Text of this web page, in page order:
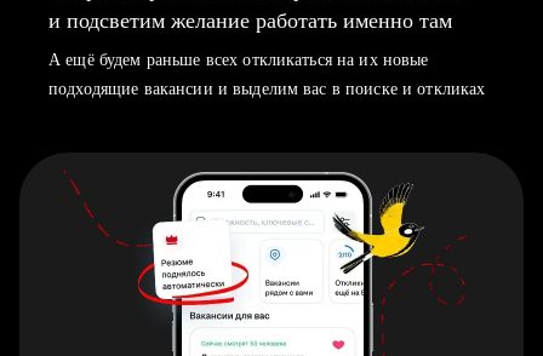
и подсветим желание работать именно там
А ещё будем раньше всех откликаться на их новые
подходящие вакансии и выделим вас в поиске и откликах